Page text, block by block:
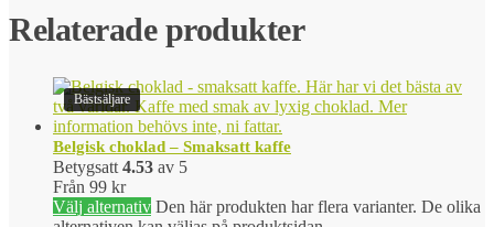
Relaterade produkter
Bästsäljare
Belgisk choklad – Smaksatt kaffe
Betygsatt 4.53 av 5
Från 99 kr
Välj alternativ Den här produkten har flera varianter. De olika